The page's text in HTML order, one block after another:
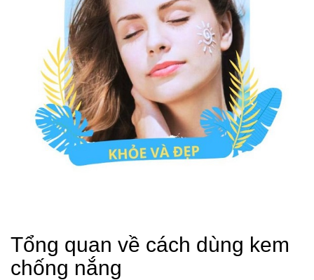
Tổng quan về cách dùng kem
chống nắng